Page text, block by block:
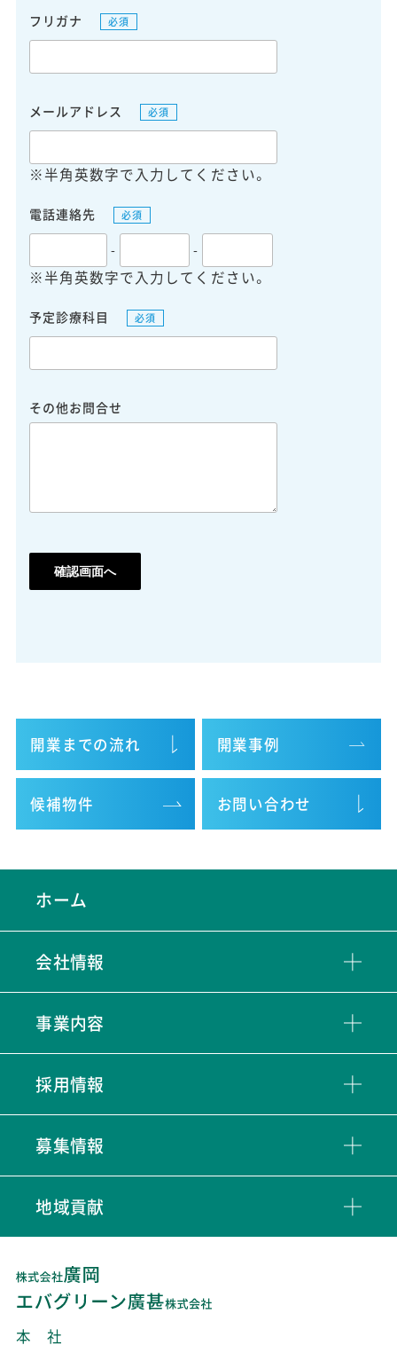
フリガナ 必須
メールアドレス 必須
※半角英数字で入力してください。
電話連絡先 必須
- -
※半角英数字で入力してください。
予定診療科目 必須
その他お問合せ
開業までの流れ 開業事例
候補物件 お問い合わせ
ホーム
会社情報
事業内容
採用情報
募集情報
地域貢献
本 社